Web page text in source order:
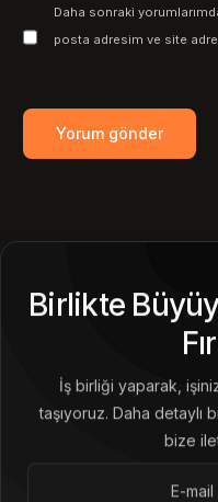
Daha sonraki
posta adresim ve site
Birlikte
İş birliği yaparak,
taşıyoruz. Daha detaylı
bize